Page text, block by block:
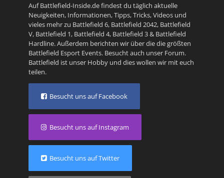
Auf Battlefield-Inside.de findest du täglich aktuelle
Neuigkeiten, Informationen, Tipps, Tricks, Videos und
vieles mehr zu Battlefield 6, Battlefield 2042, Battlefield
V, Battlefield 1, Battlefield 4, Battlefield 3& Battlefield
Hardline. Außerdem berichten wir über die die größten
Battlefield Esport Events. Besucht auch unser Forum.
Battlefield ist unser Hobby und dies wollen wir mit euch
teilen.
Besucht uns auf Facebook
Besucht uns auf Instagram
Besucht uns auf Twitter